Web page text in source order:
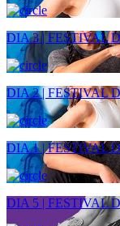
DIA 3 | FESTIVAL
DIA 2 | FESTIVAL
DIA 1 | FESTIVAL
DIA 5 | FESTIVAL